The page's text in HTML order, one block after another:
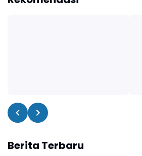
Berita Terbaru